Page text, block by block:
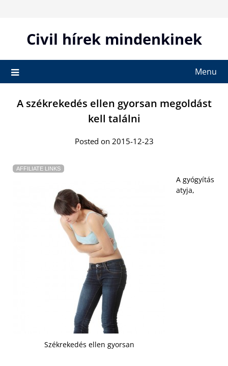
contentCivil hírek mindenkinek
Menu
A székrekedés ellen gyorsan megoldást
kell találni
Posted on 2015-12-23
AFFILIATE LINKS
Székrekedés ellen gyorsan
A gyógyítás
atyja,